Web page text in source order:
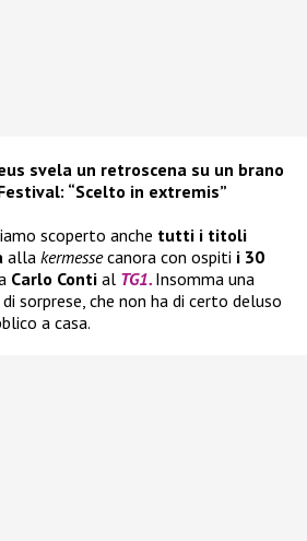
svela un retroscena su un brano
“Scelto in extremis”
scoperto anche tutti i titoli
alla kermessecanora con ospiti i 30
Carlo Conti al TG1. Insomma una
sorprese, che non ha di certo deluso
a casa.